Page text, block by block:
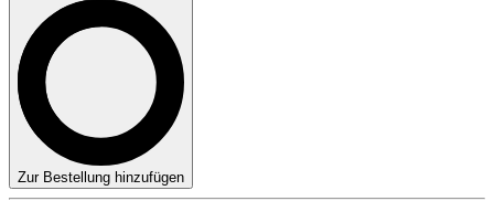
Zur Bestellung hinzufügen